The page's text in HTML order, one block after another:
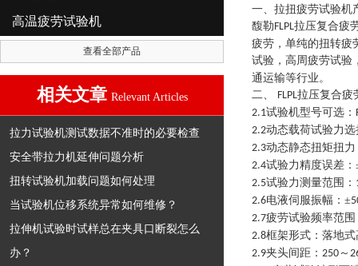
高温疲劳试验机
查看全部产品
相关文章 Relevant Articles
拉力试验机测试数据不准时的必要检查
安全带拉力机延伸问题分析
扭转试验机加载问题如何处理
当试验机位移系统异常如何维修？
拉伸机试验时试样总在夹具口断裂怎么
办？
一、拉扭疲劳试验机
馥勒FLPL拉压复合疲
疲劳 ， 单纯的扭转疲
试验 ， 高周疲劳试验
通运输等行业。
二、
FLPL拉压复合疲
2.1试验机型号可选：
2.2动态载荷试验力选
2.3动态静态扭矩扭力
2.4试验力精度误差：
2.5试验力测量范围：
2.6电液伺服振幅：±
2.7疲劳试验频率范围
2.8框架形式：落地
2.9夹头间距： 250 ～